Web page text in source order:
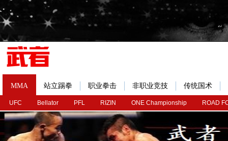
MMA
UFC Bellator PFL RIZIN ONE Championship ROAD
站立踢拳 职业拳击 非职业竞技 传统国术